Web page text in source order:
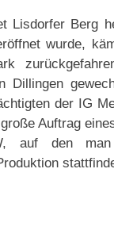
Lisdorfer Berg
wurde,
Dillingen
der IG
Auftrag
auf den